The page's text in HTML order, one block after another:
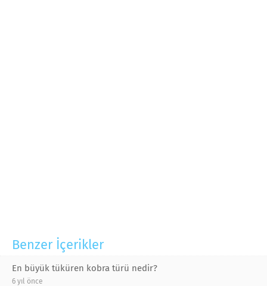
Benzer İçerikler
En büyük tüküren kobra türü nedir?
6 yıl önce